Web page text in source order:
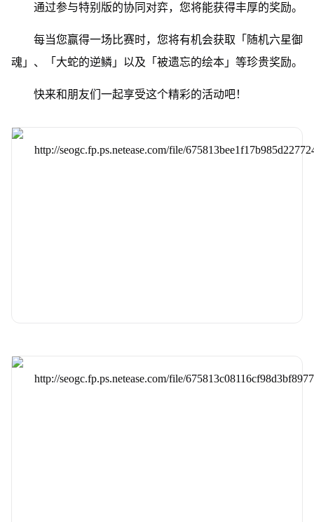
通过参与特别版的协同对弈，您将能获得丰厚的奖励。
每当您赢得一场比赛时，您将有机会获取「随机六星御
魂」、「大蛇的逆鳞」以及「被遗忘的绘本」等珍贵奖励。
快来和朋友们一起享受这个精彩的活动吧！